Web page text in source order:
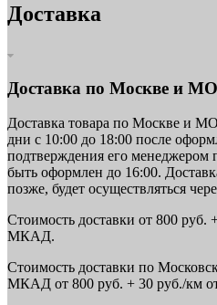
Доставка
Доставка по Москве и МО
Доставка товара по Москве и
дни с 10:00 до 18:00 после
подтверждения его менеджером
быть оформлен до 16:00.
позже, будет осуществляться
Стоимость доставки от 800 руб.
МКАД.
Стоимость доставки по
МКАД от 800 руб. + 30 руб./км